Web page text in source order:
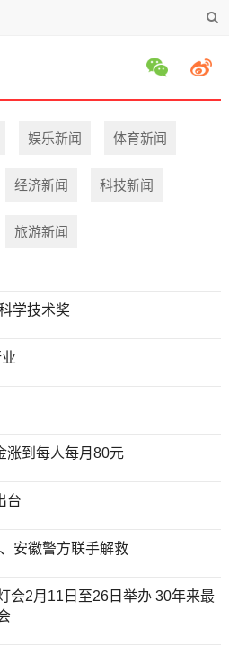
娱乐新闻 体育新闻
经济新闻 科技新闻
旅游新闻
学技术奖
涨到每人每月80元
台
安徽警方联手解救
会2月11日至26日举办 30年来最